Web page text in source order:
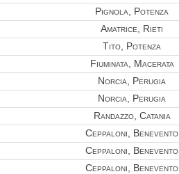
Pignola, Potenza
Amatrice, Rieti
Tito, Potenza
Fiuminata, Macerata
Norcia, Perugia
Norcia, Perugia
Randazzo, Catania
Ceppaloni, Benevento
Ceppaloni, Benevento
Ceppaloni, Benevento